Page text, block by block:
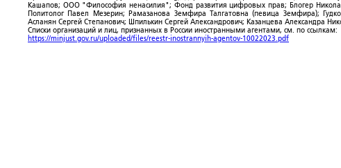
Кашапов; ООО "Философия ненасилия"; Фонд развития цифровых прав; Блогер
Политолог Павел Мезерин; Рамазанова Земфира Талгатовна (певица Земфира);
Асланян Сергей Степанович; Шпилькин Сергей Александрович; Казанцева Александра
Списки организаций и лиц, признанных в России иностранными агентами, см. по ссылкам:
https://minjust.gov.ru/uploaded/files/reestr-inostrannyih-agentov-10022023.pdf